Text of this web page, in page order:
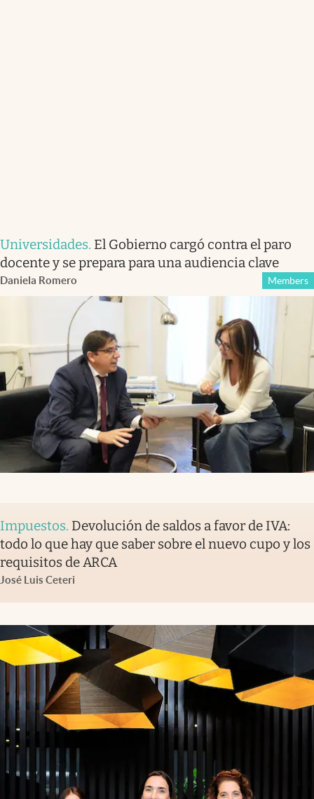
Universidades. El Gobierno cargó contra el paro
docente y se prepara para una audiencia clave
Daniela Romero Members
Impuestos. Devolución de saldos a favor de IVA:
todo lo que hay que saber sobre el nuevo cupo y los
requisitos de ARCA
José Luis Ceteri